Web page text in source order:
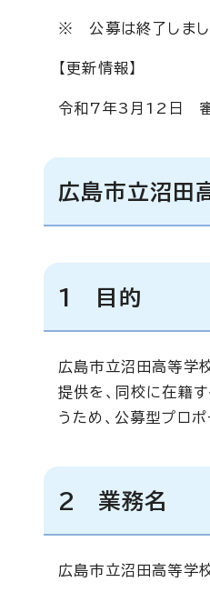
※ 公募は終了しまし
【更新情報】
令和7年3月12日 審
広島市立沼田
1 目的
広島市立沼田高等学
提供を、同校に在籍
うため、公募型プロ
2 業務名
広島市立沼田高等学